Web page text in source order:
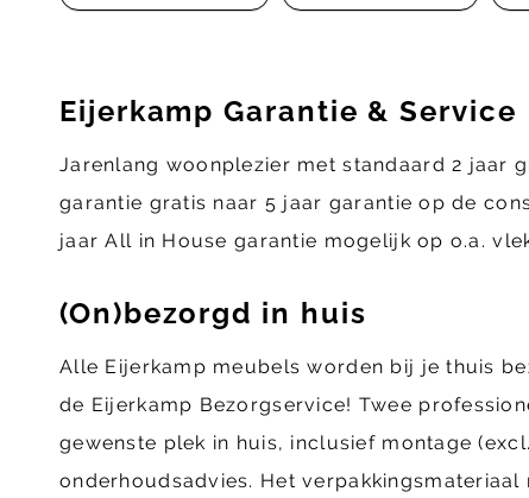
Eijerkamp Garantie & Service
Jarenlang woonplezier met standaard 2 jaar
garantie gratis naar 5 jaar garantie op de
jaar All in House garantie mogelijk op o.a.
(On)bezorgd in huis
Alle Eijerkamp meubels worden bij je thuis
de Eijerkamp Bezorgservice! Twee
gewenste plek in huis, inclusief montage
onderhoudsadvies. Het